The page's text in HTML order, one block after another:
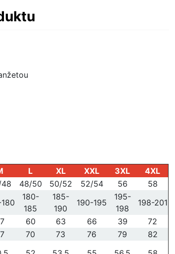
L XL XXL 3XL
4XL
48/50 50/52 52/54 56
58
180-
185
185-
190
190-195
195-
198
198-201
60 63 66 39
72
70 73 76 79
82